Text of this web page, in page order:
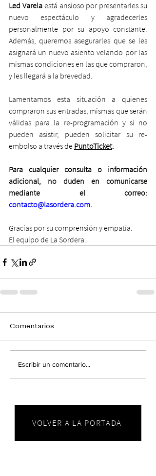
Led Varela está ansioso por presentarles su
nuevo espectáculo y agradecerles
personalmente por su apoyo constante.
Además, queremos asegurarles que se les
asignará un nuevo asiento velando por las
mismas condiciones en las que compraron,
y les llegará a la brevedad.
Lamentamos esta situación a quienes
compraron sus entradas, mismas que serán
válidas para la re-programación y si no
pueden asistir, pueden solicitar su re-
embolso a través de PuntoTicket.
Para cualquier consulta o información
adicional, no duden en comunicarse
contacto@lasordera.com.
Gracias por su comprensión y empatía.
El equipo de La Sordera.
Comentarios
Escribir un comentario...
VOLVER A LA PORTADA